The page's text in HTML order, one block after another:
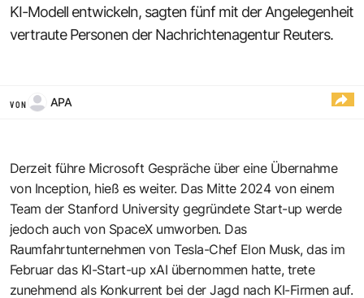
KI-Modell entwickeln, sagten fünf mit der Angelegenheit
vertraute Personen der Nachrichtenagentur Reuters.
VON APA
Derzeit führe Microsoft Gespräche über eine Übernahme
von Inception, hieß es weiter. Das Mitte 2024 von einem
Team der Stanford University gegründete Start-up werde
jedoch auch von SpaceX umworben. Das
Raumfahrtunternehmen von Tesla-Chef Elon Musk, das im
Februar das KI-Start-up xAI übernommen hatte, trete
zunehmend als Konkurrent bei der Jagd nach KI-Firmen auf.